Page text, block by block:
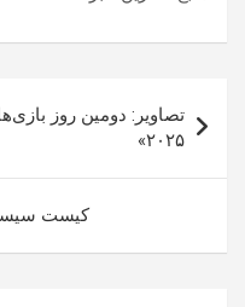
نوشته
تصاویر: دومین روز
۲۰۲۵»
کیست